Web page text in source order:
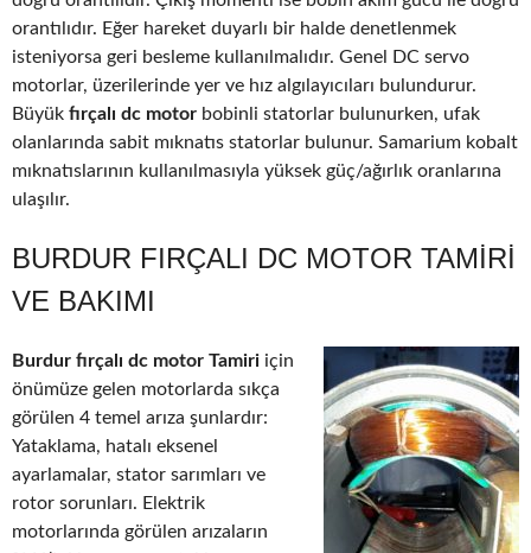
orantılıdır. Eğer hareket duyarlı bir halde denetlenmek
isteniyorsa geri besleme kullanılmalıdır. Genel DC servo
motorlar, üzerilerinde yer ve hız algılayıcıları bulundurur.
Büyük fırçalı dc motor bobinli statorlar bulunurken, ufak
olanlarında sabit mıknatıs statorlar bulunur. Samarium kobalt
mıknatıslarının kullanılmasıyla yüksek güç/ağırlık oranlarına
ulaşılır.
BURDUR FIRÇALI DC MOTOR TAMIRI
VE BAKIMI
Burdur fırçalı dc motor Tamiri için
önümüze gelen motorlarda sıkça
görülen 4 temel arıza şunlardır:
Yataklama, hatalı eksenel
ayarlamalar, stator sarımları ve
rotor sorunları. Elektrik
motorlarında görülen arızaların